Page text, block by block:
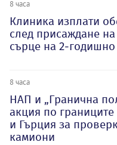
8 часа
Клиника изплати
след присаждане
сърце на 2-годишно
8 часа
НАП и „Гранична
акция по
и Гърция за
камиони